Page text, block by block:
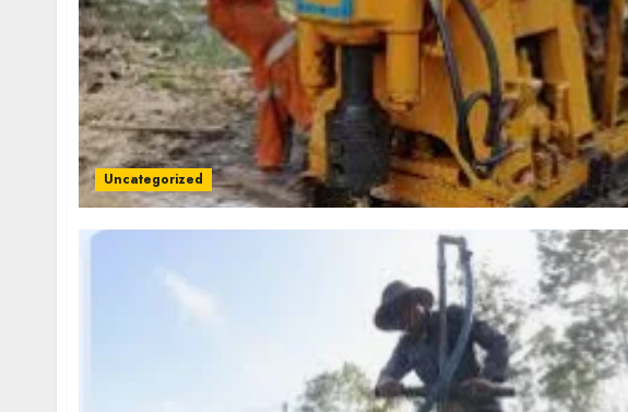
Uncategorized